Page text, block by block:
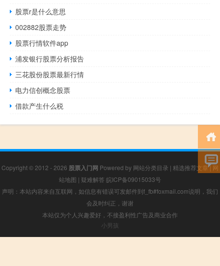
股票r是什么意思
002882股票走势
股票行情软件app
浦发银行股票分析报告
三花股份股票最新行情
电力信创概念股票
借款产生什么税
Copyright © 2012 - 2026 股票入门网 Powered by 网站分类目录 | 精选推荐文章|网
站地图 | 疑难解答 皖ICP备09015033号
声明：本站内容来自互联网，如信息有错误可发邮件到f_fb#foxmail.com说明，我们
会及时纠正，谢谢
本站仅为个人兴趣爱好，不接盈利性广告及商业合作
小男孩